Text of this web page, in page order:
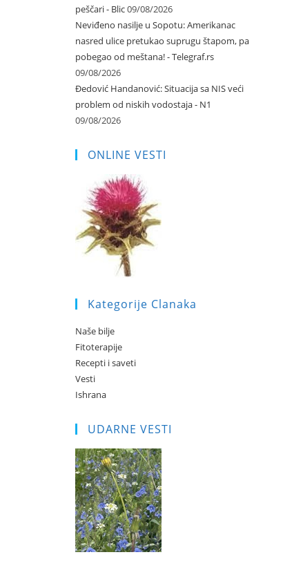
peščari - Blic09/08/2026
Neviđeno nasilje u Sopotu: Amerikanac
nasred ulice pretukao suprugu štapom, pa
pobegao od meštana! - Telegraf.rs
09/08/2026
Đedović Handanović: Situacija sa NIS veći
problem od niskih vodostaja - N1
09/08/2026
ONLINE VESTI
Kategorije Clanaka
Naše bilje
Fitoterapije
Recepti i saveti
Vesti
Ishrana
UDARNE VESTI